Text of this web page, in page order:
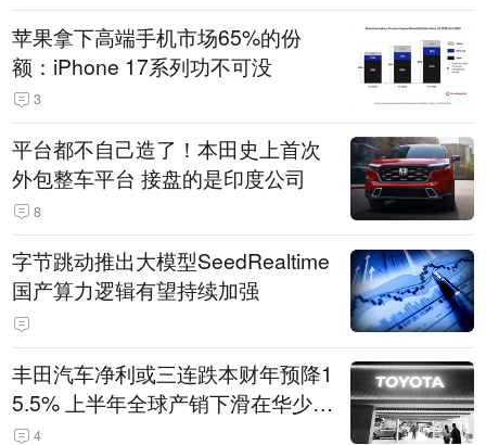
苹果拿下高端手机市场65%的份
额：iPhone 17系列功不可没
3
平台都不自己造了！本田史上首次
外包整车平台 接盘的是印度公司
8
字节跳动推出大模型SeedRealtime
国产算力逻辑有望持续加强
丰田汽车净利或三连跌本财年预降1
5.5% 上半年全球产销下滑在华少卖
14.3万辆
4